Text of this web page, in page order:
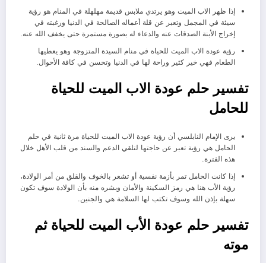
إذا ظهر الاب الميت وهو يرتدي ملابس قديمة مهلهلة في المنام هو رؤية
سيئة في المجمل وتعبر عن قلة أعماله الصالحة في الدنيا ورغبته في
إخراج الأبنة الصدقات عنه والدعاء له بصورة مستمرة حتى يخفف الله عنه.
رؤية عودة الاب الميت للحياة في منام السيدة المتزوجة وهو يعطيها
الطعام فهي خير كثير وراحة لها في الدنيا وتحسن في كافة الأحوال.
تفسير حلم عودة الاب الميت للحياة
للحامل
يرى الإمام النابلسي أن رؤية عودة الاب الميت للحياة مرة ثانية في حلم
الحامل هي رؤية تعبر عن حاجتها لتلقي الدعم والسند من قلب الأهل خلال
هذه الفترة.
إذا كانت الحامل تمر بأزمة نفسية أو تشعر بالخوف والقلق من أمر الولادة،
رؤية الأب هنا هي رمز السكينة والأمان وبشره منه بأن الولادة سوف تكون
سهلة بإذن الله وسوف تكتب لها السلامة هي والجنين.
تفسير حلم عودة الأب الميت للحياة ثم
موته